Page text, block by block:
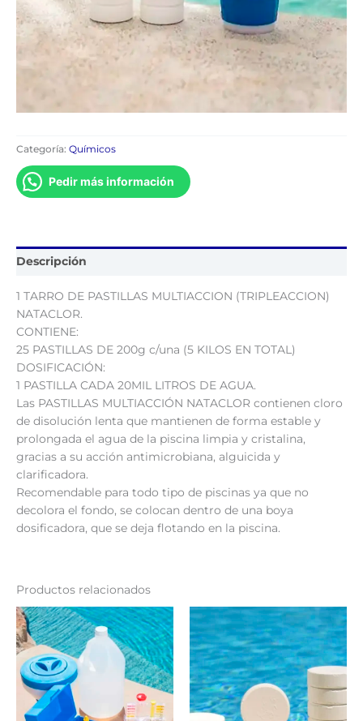
Categoría: Químicos
Pedir más información
Descripción
1 TARRO DE PASTILLAS MULTIACCION (TRIPLEACCION)
NATACLOR.
CONTIENE:
25 PASTILLAS DE 200g c/una (5 KILOS EN TOTAL)
DOSIFICACIÓN:
1 PASTILLA CADA 20MIL LITROS DE AGUA.
Las PASTILLAS MULTIACCIÓN NATACLOR contienen cloro
de disolución lenta que mantienen de forma estable y
prolongada el agua de la piscina limpia y cristalina,
gracias a su acción antimicrobiana, alguicida y
clarificadora.
Recomendable para todo tipo de piscinas ya que no
decolora el fondo, se colocan dentro de una boya
dosificadora, que se deja flotando en la piscina.
Productos relacionados